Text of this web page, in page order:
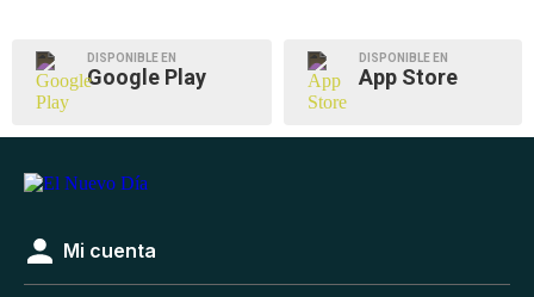
DISPONIBLE EN
Google Play
DISPONIBLE EN
App Store
Mi cuenta